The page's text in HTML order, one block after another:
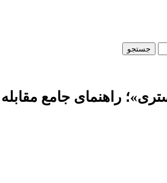
راهنمای جامع